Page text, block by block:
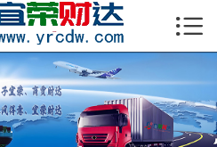
 首页
公司简介
物流新闻
